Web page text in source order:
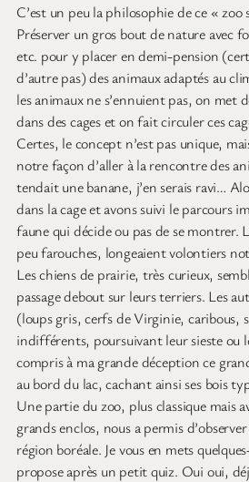
C’est un peu la philosophie de ce « zoo
Préserver un gros bout de nature avec
etc. pour y placer en demi-pension
d’autre pas) des animaux adaptés au
les animaux ne s’ennuient pas, on met
dans des cages et on fait circuler ces
Certes, le concept n’est pas unique,
notre façon d’aller à la rencontre des
tendait une banane, j’en serais ravi…
dans la cage et avons suivi le parcours
faune qui décide ou pas de se montrer.
peu farouches, longeaient volontiers
Les chiens de prairie, très curieux,
passage debout sur leurs terriers. Les
(loups gris, cerfs de Virginie, caribous,
indifférents, poursuivant leur sieste ou
compris à ma grande déception ce
au bord du lac, cachant ainsi ses bois
Une partie du zoo, plus classique mais
grands enclos, nous a permis
région boréale. Je vous en mets
propose après un petit quiz. Oui oui,